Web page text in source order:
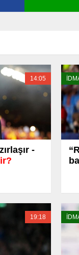
14:05
-
19:18